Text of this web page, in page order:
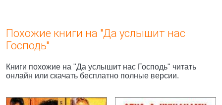
Похожие книги на "Да услышит нас
Господь"
Книги похожие на "Да услышит нас Господь" читать
онлайн или скачать бесплатно полные версии.